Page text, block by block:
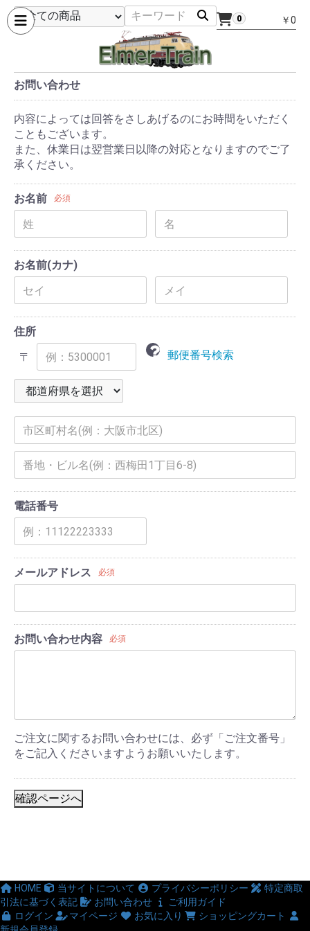
0 ￥0
お問い合わせ
内容によっては回答をさしあげるのにお時間をいただく
こともございます。
また、休業日は翌営業日以降の対応となりますのでご了
承ください。
お名前 必須
お名前(カナ)
住所
〒
郵便番号検索
電話番号
メールアドレス 必須
お問い合わせ内容 必須
ご注文に関するお問い合わせには、必ず「ご注文番号」
をご記入くださいますようお願いいたします。
確認ページへ
HOME 当サイトについて プライバシーポリシー
特定商取
引法に基づく表記
お問い合わせ
ご利用ガイド
ログイン
マイページ お気に入り
ショッピングカート